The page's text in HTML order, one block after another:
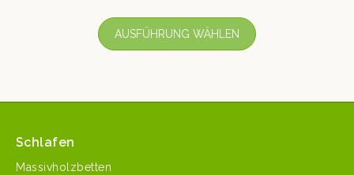
AUSFÜHRUNG WÄHLEN
Schlafen
Massivholzbetten